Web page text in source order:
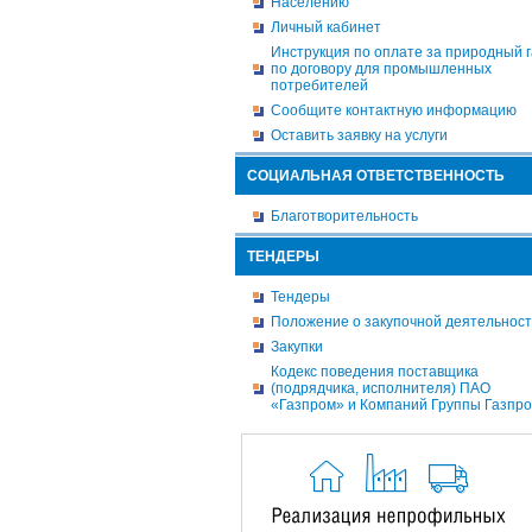
Личный кабинет
Инструкция по оплате за природный
по договору для промышленных
потребителей
Сообщите контактную информацию
Оставить заявку на услуги
СОЦИАЛЬНАЯ ОТВЕТСТВЕННОСТЬ
Благотворительность
ТЕНДЕРЫ
Тендеры
Положение о закупочной
Закупки
Кодекс поведения поставщика
(подрядчика, исполнителя) ПАО
«Газпром» и Компаний Группы